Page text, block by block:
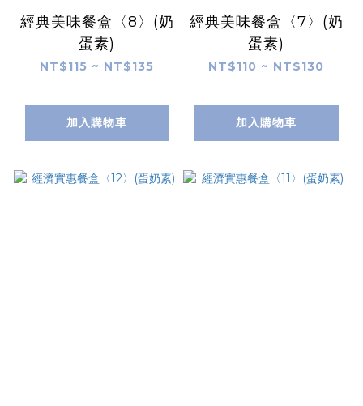
經典美味餐盒〈8〉(奶
蛋素)
NT$115 ~ NT$135
加入購物車
經典美味餐盒〈7〉(奶
蛋素)
NT$110 ~ NT$130
加入購物車